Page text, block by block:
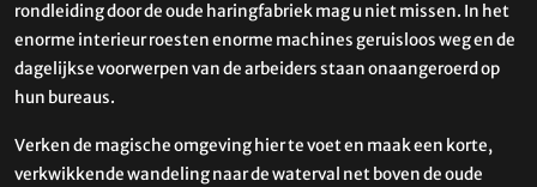
rondleiding door de oude haringfabriek mag u niet missen. In het
enorme interieur roesten enorme machines geruisloos weg en de
dagelijkse voorwerpen van de arbeiders staan ​​onaangeroerd op
hun bureaus.
Verken de magische omgeving hier te voet en maak een korte,
verkwikkende wandeling naar de waterval net boven de oude